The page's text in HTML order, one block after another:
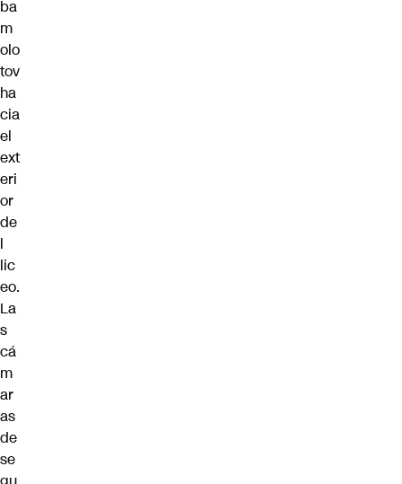
ba
m
olo
tov
ha
cia
el
ext
eri
or
de
l
lic
eo.
La
s
cá
m
ar
as
de
se